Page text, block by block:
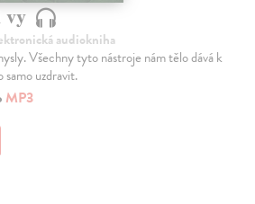
vy
audiokniha
Všechny tyto nástroje nám tělo dává k
samo uzdravit.
MP3